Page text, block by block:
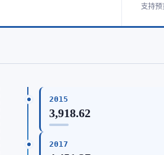
支持
2015
3,918.62
2017